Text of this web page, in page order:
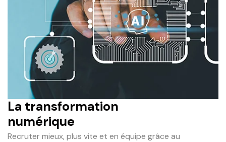
La transformation
numérique
Recruter mieux, plus vite et en équipe grâce au